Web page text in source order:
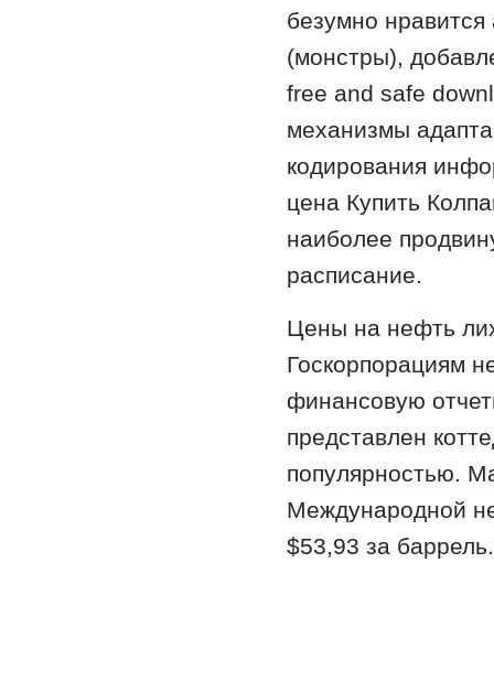
безумно
(монстры),
free and safe
механизмы
кодирования
цена Купить
наиболее
расписание.
Цены на нефть
Госкорпорациям
финансовую
представлен
популярностью.
Международной
$53,93 за баррель.